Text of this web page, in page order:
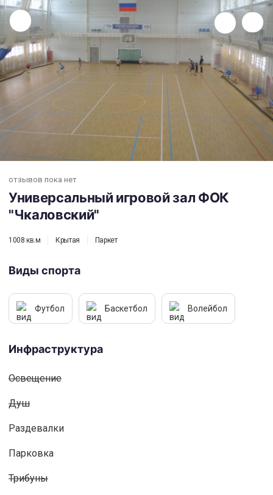
Универсальный игровой зал ФОК "Чкаловский"
отзывов пока нет
Универсальный игровой зал ФОК
"Чкаловский"
1008 кв.м Крытая Паркет
Виды спорта
Футбол Баскетбол Волейбол
Инфраструктура
Освещениe
Душ
Раздевалки
Парковка
Трибуны